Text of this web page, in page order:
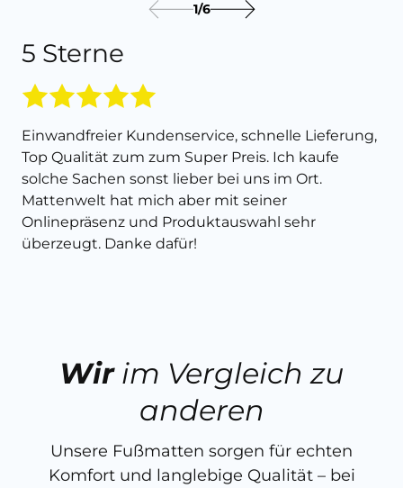
5 Sterne
Einwandfreier Kundenservice, schnelle Lieferung,
Top Qualität zum zum Super Preis. Ich kaufe
solche Sachen sonst lieber bei uns im Ort.
Mattenwelt hat mich aber mit seiner
Onlinepräsenz und Produktauswahl sehr
überzeugt. Danke dafür!
1/6
Wirim Vergleich zu
anderen
Unsere Fußmatten sorgen für echten
Komfort und langlebige Qualität – bei